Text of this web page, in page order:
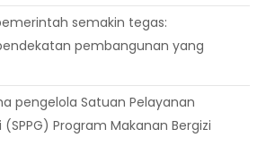
semakin tegas:
pembangunan yang
pengelola Satuan Pelayanan
Program Makanan Bergizi